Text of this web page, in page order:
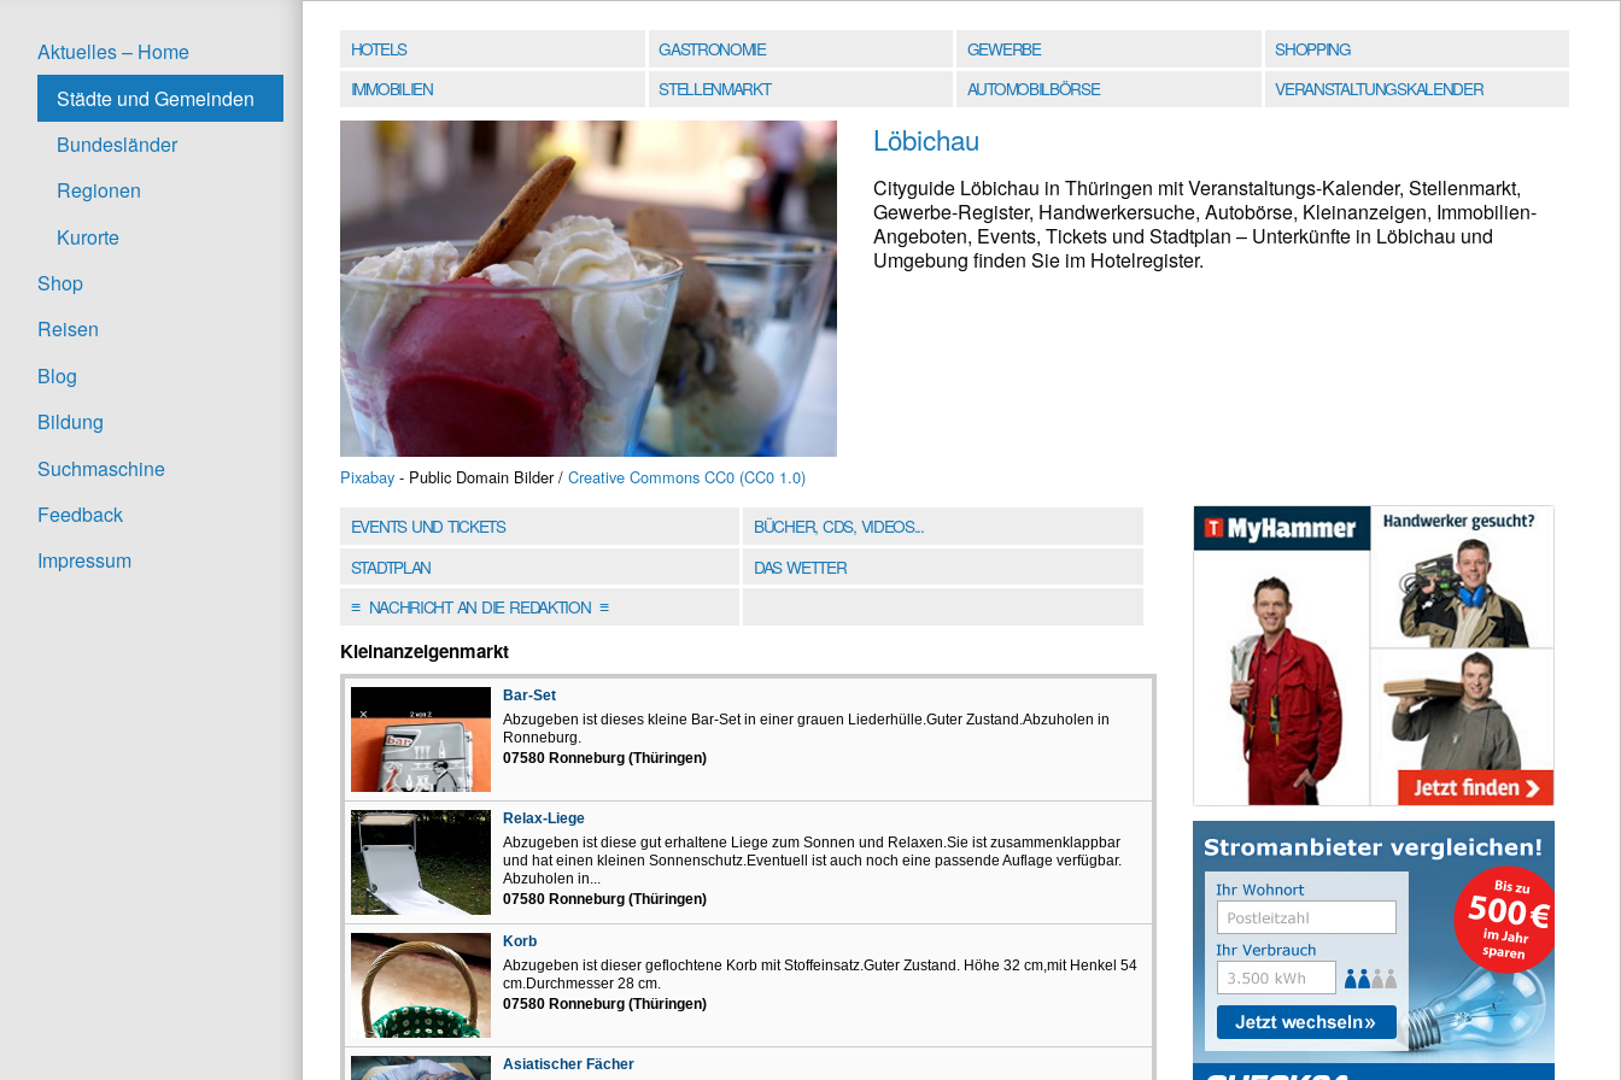
Aktuelles – Home
Städte und Gemeinden
Bundesländer
Regionen
Kurorte
Shop
Reisen
Blog
Bildung
Suchmaschine
Feedback
Impressum
HOTELS GASTRONOMIE GEWERBE
SHOPPING
IMMOBILIEN
STELLENMARKT AUTOMOBILBÖRSE VERANSTALTUNGSKALENDER
Pixabay - Public Domain Bilder / Creative Commons CC0 (CC0 1.0)
Löbichau
Cityguide Löbichau in Thüringen mit Veranstaltungs-Kalender, Stellenmarkt,
Gewerbe-Register, Handwerkersuche, Autobörse, Kleinanzeigen, Immobilien-
Angeboten, Events, Tickets und Stadtplan – Unterkünfte in Löbichau und
Umgebung finden Sie im Hotelregister.
EVENTS UND TICKETS
BÜCHER, CDS, VIDEOS...
STADTPLAN
DAS WETTER
≡NACHRICHT AN DIE REDAKTION≡
Kleinanzeigenmarkt
Bar-Set
Abzugeben ist dieses kleine Bar-Set in einer grauen Liederhülle.Guter Zustand.Abzuholen in
Ronneburg.
07580 Ronneburg (Thüringen)
Relax-Liege
Abzugeben ist diese gut erhaltene Liege zum Sonnen und Relaxen.Sie ist zusammenklappbar
und hat einen kleinen Sonnenschutz.Eventuell ist auch noch eine passende Auflage verfügbar.
Abzuholen in...
07580 Ronneburg (Thüringen)
Korb
Abzugeben ist dieser geflochtene Korb mit Stoffeinsatz.Guter Zustand. Höhe 32 cm,mit Henkel 54
cm.Durchmesser 28 cm.
07580 Ronneburg (Thüringen)
Asiatischer Fächer